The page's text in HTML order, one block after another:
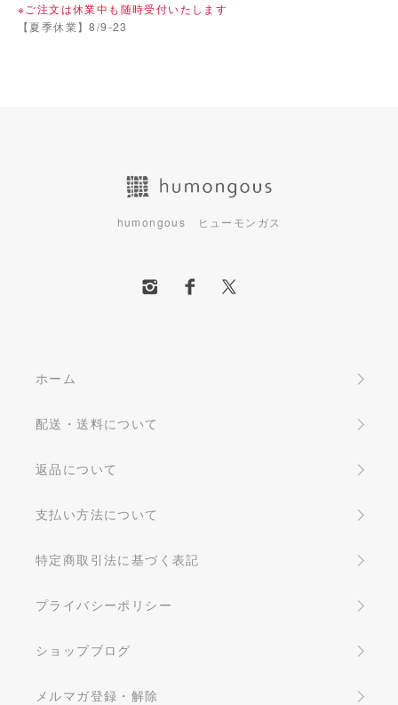
※ご注文は休業中も随時受付いたします
【夏季休業】8/9-23
humongous ヒューモンガス
ホーム
配送・送料について
返品について
支払い方法について
特定商取引法に基づく表記
プライバシーポリシー
ショップブログ
メルマガ登録・解除